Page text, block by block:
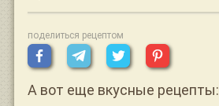
поделиться рецептом
А вот еще вкусные рецепты: